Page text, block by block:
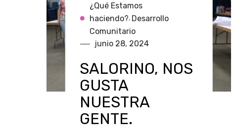
¿Qué Estamos
haciendo?, Desarrollo
Comunitario
junio 28, 2024
SALORINO, NOS
GUSTA
NUESTRA
GENTE.